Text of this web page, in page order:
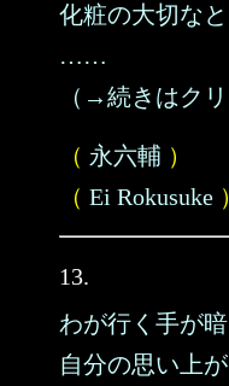
化粧の大切なと
……
（→続きはクリ
（ 永六輔 ）
（ Ei Rokusuke ）
13.
わが行く手が
自分の思い上